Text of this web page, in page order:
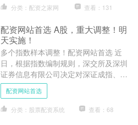
分类：配资之家网 查看：131
配资网站首选 A股，重大调整！明
天实施！
多个指数样本调整！配资网站首选 近
日，根据指数编制规则，深交所及深圳
证券信息有限公司决定对深证成指、创
业板指等深市指数样本定期调整，此次
调整将于6月15日正式实....
配资网站首选
分类：股票配资系统 查看：68